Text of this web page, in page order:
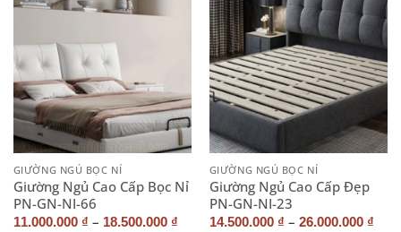
GIƯỜNG NGỦ BỌC NỈ
Giường Ngủ Cao Cấp Bọc Nỉ
PN-GN-NI-66
11.000.000 ₫ – 18.500.000 ₫
GIƯỜNG NGỦ BỌC NỈ
Giường Ngủ Cao Cấp Đẹp
PN-GN-NI-23
14.500.000 ₫ – 26.000.000 ₫